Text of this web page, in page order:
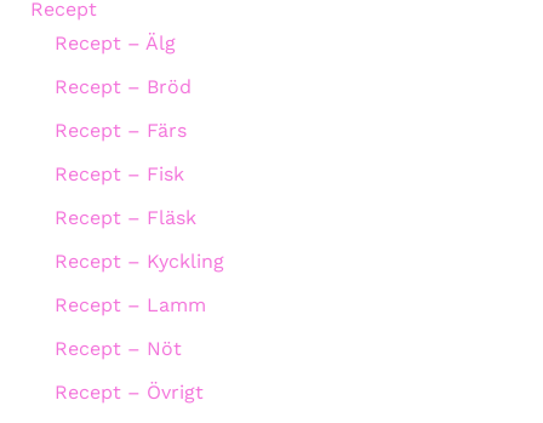
Recept
Recept – Älg
Recept – Bröd
Recept – Färs
Recept – Fisk
Recept – Fläsk
Recept – Kyckling
Recept – Lamm
Recept – Nöt
Recept – Övrigt